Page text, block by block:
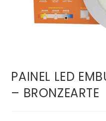
PAINEL LED
– BRONZEARTE